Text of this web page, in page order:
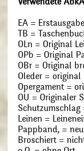
EA = Erstausgabe
TB =
OLn = Original
OPb = Original
OBr = Original
Oleder = original
Opergament =
OU = Originaler
Leinen =
Pappband, =
Broschiert =